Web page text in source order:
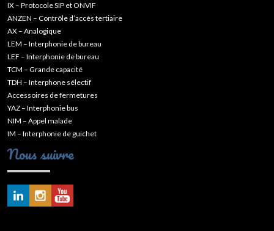
IX – Protocole SIP et ONVIF
ANZEN – Contrôle d’accès tertiaire
AX – Analogique
LEM – Interphonie de bureau
LEF – Interphonie de bureau
TCM – Grande capacité
TDH – Interphone sélectif
Accessoires de fermetures
YAZ – Interphonie bus
NIM – Appel malade
IM – Interphonie de guichet
Nous suivre